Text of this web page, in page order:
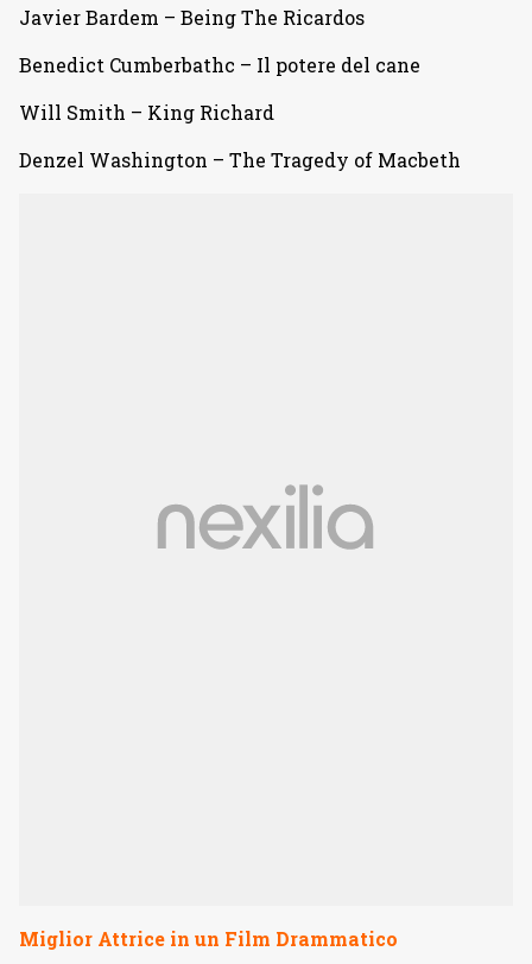
Javier Bardem – Being The Ricardos
Benedict Cumberbathc – Il potere del cane
Will Smith – King Richard
Denzel Washington – The Tragedy of Macbeth
Miglior Attrice in un Film Drammatico